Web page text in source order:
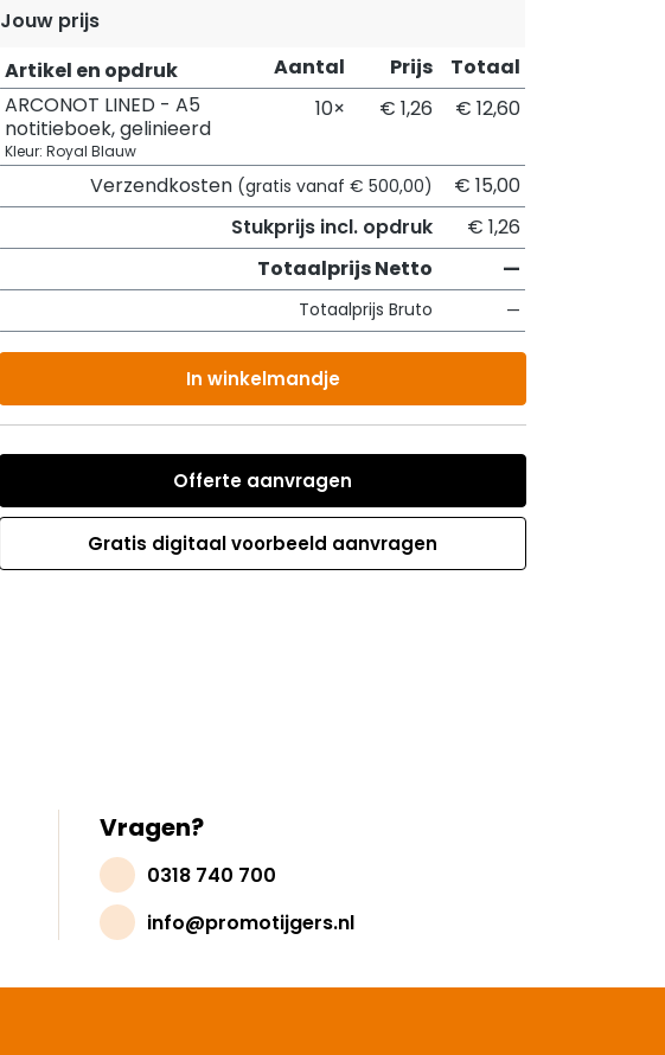
Jouw prijs
Artikel en opdruk
Aantal Prijs
Totaal
ARCONOT LINED - A5
notitieboek, gelinieerd
Kleur: Royal Blauw
10× € 1,26 € 12,60
Verzendkosten (gratis vanaf € 500,00)
€ 15,00
Stukprijs incl. opdruk
€ 1,26
Totaalprijs Netto
—
Totaalprijs Bruto —
In winkelmandje
Offerte aanvragen
Gratis digitaal voorbeeld aanvragen
Vragen?
0318 740 700
info@promotijgers.nl